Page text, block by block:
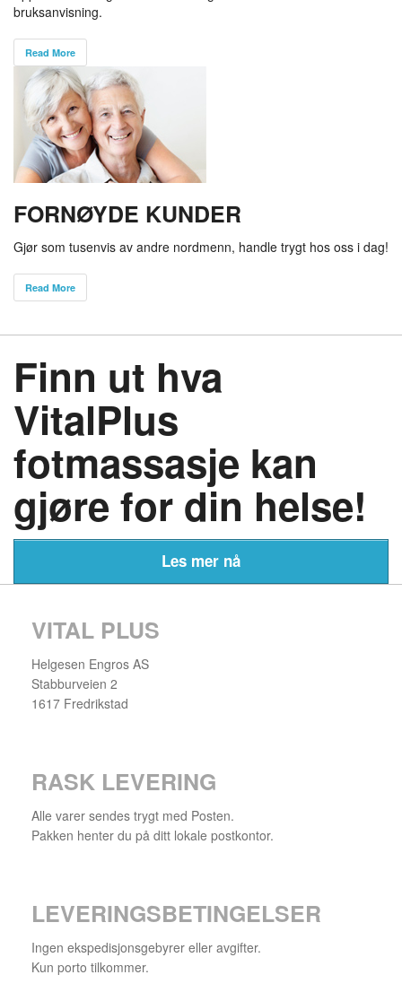
bruksanvisning.
Read More
FORNØYDE KUNDER
Gjør som tusenvis av andre nordmenn, handle trygt hos oss i dag!
Read More
Finn ut hva
VitalPlus
fotmassasje kan
gjøre for din helse!
Les mer nå
VITAL PLUS
Helgesen Engros AS
Stabburveien 2
1617 Fredrikstad
RASK LEVERING
Alle varer sendes trygt med Posten.
Pakken henter du på ditt lokale postkontor.
LEVERINGSBETINGELSER
Ingen ekspedisjonsgebyrer eller avgifter.
Kun porto tilkommer.